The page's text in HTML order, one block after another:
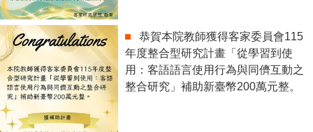
恭賀本院教師獲得客家委員會115
年度整合型研究計畫「從學習到使
用：客語語言使用行為與同儕互動之
整合研究」補助新臺幣200萬元整。